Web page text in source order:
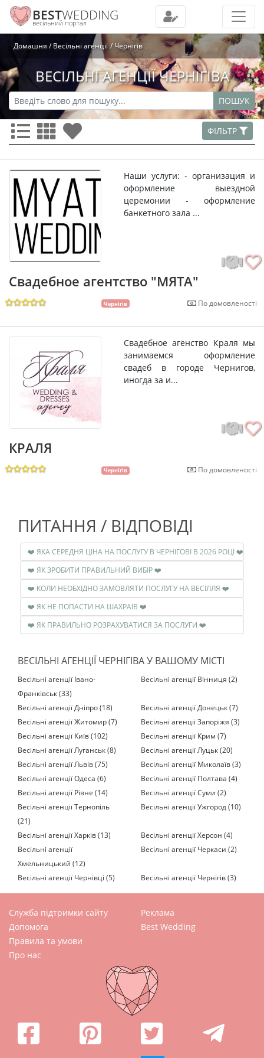
BESTWEDDING
весільний портал
Домашня Весільні агенції Чернігів
ВЕСІЛЬНІ АГЕНЦІЇ ЧЕРНІГІВА
ПОШУК
ФІЛЬТР
Наши услуги: - организация и
оформление выездной
церемонии - оформление
банкетного зала ...
Свадебное агентство "МЯТА"
Чернігів По домовленості
Свадебное агенство Краля мы
занимаемся оформление
свадеб в городе Чернигов,
иногда за и...
КРАЛЯ
Чернігів По домовленості
ПИТАННЯ / ВІДПОВІДІ
❤️ ЯКА СЕРЕДНЯ ЦІНА НА ПОСЛУГУ В ЧЕРНІГОВІ В 2026 РОЦІ ❤️
❤️ ЯК ЗРОБИТИ ПРАВИЛЬНИЙ ВИБІР ❤️
❤️ КОЛИ НЕОБХІДНО ЗАМОВЛЯТИ ПОСЛУГУ НА ВЕСІЛЛЯ ❤️
❤️ ЯК НЕ ПОПАСТИ НА ШАХРАЇВ ❤️
❤️ ЯК ПРАВИЛЬНО РОЗРАХУВАТИСЯ ЗА ПОСЛУГИ ❤️
ВЕСІЛЬНІ АГЕНЦІЇ ЧЕРНІГІВА У ВАШОМУ МІСТІ
Весільні агенції Івано-
Франківськ (33)
Весільні агенції Вінниця (2)
Весільні агенції Дніпро (18)
Весільні агенції Донецьк (7)
Весільні агенції Житомир (7)
Весільні агенції Запоріжя (3)
Весільні агенції Київ (102)
Весільні агенції Крим (7)
Весільні агенції Луганськ (8)
Весільні агенції Луцьк (20)
Весільні агенції Львів (75)
Весільні агенції Миколаїв (3)
Весільні агенції Одеса (6)
Весільні агенції Полтава (4)
Весільні агенції Рівне (14)
Весільні агенції Суми (2)
Весільні агенції Тернопіль
(21)
Весільні агенції Ужгород (10)
Весільні агенції Харків (13)
Весільні агенції Херсон (4)
Весільні агенції
Хмельницький (12)
Весільні агенції Черкаси (2)
Весільні агенції Чернівці (5) Весільні агенції Чернігів (3)
Служба підтримки сайту
Допомога
Правила та умови
Про нас
Реклама
Best Wedding